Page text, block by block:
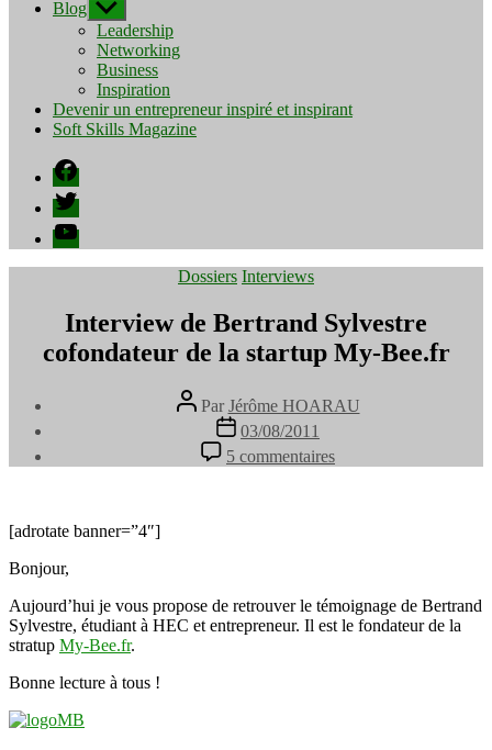
Blog Afficher
le
sous-
menu
Leadership
Networking
Business
Inspiration
Devenir un entrepreneur inspiré et inspirant
Soft Skills Magazine
Facebook
Twitter
YouTube
Catégories
Dossiers Interviews
Interview de Bertrand Sylvestre
cofondateur de la startup My-Bee.fr
Auteur
de
l’article
Par Jérôme HOARAU
Date
de
l’article
03/08/2011
5 commentaires
Interview
startup
My-
[adrotate banner=”4″]
Bonjour,
Aujourd’hui je vous propose de retrouver le témoignage de Bertrand
Sylvestre, étudiant à HEC et entrepreneur. Il est le fondateur de la
stratup My-Bee.fr.
Bonne lecture à tous !